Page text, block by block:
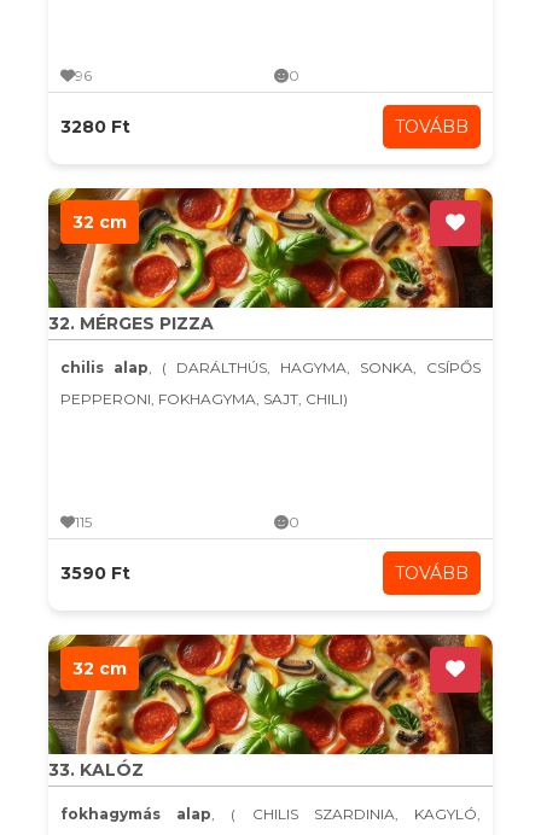
96 0
3280 Ft TOVÁBB
32 cm
32. MÉRGES PIZZA
chilis alap, ( DARÁLTHÚS, HAGYMA, SONKA, CSÍPŐS
PEPPERONI, FOKHAGYMA, SAJT, CHILI)
115 0
3590 Ft TOVÁBB
32 cm
33. KALÓZ
fokhagymás alap, ( CHILIS SZARDINIA, KAGYLÓ,